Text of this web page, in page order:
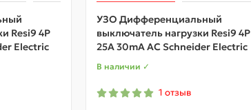
Resi9 4P
Electric
УЗО Дифференциальный
выключатель нагрузки Resi9 4P
25A 30mA АС Schneider Electric
В наличии ✓
1 отзыв